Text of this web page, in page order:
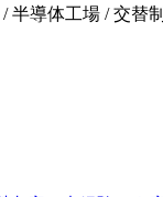
半導体工場 / 交替制